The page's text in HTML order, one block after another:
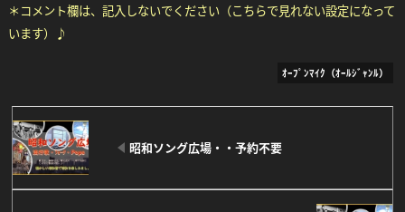
＊コメント欄は、記入しないでください（こちらで見れない設定になって
います）♪
ｵｰﾌﾟﾝﾏｲｸ（ｵｰﾙｼﾞｬﾝﾙ）
昭和ソング広場・・予約不要